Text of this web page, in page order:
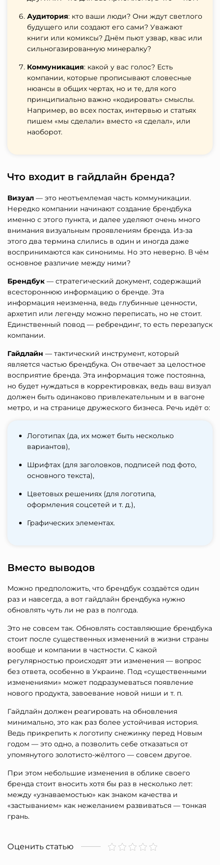
Аудитория: кто ваши люди? Они ждут светлого
будущего или создают его сами? Уважают
книги или комиксы? Днём пьют узвар, квас или
сильногазированную минералку?
Коммуникация: какой у вас голос? Есть
компании, которые прописывают словесные
нюансы в общих чертах, но и те, для кого
принципиально важно «кодировать» смыслы.
Например, во всех постах, интервью и статьях
пишем «мы сделали» вместо «я сделал», или
наоборот.
Что входит в гайдлайн бренда?
Визуал — это неотъемлемая часть коммуникации.
Нередко компании начинают создание брендбука
именно с этого пункта, и далее уделяют очень много
внимания визуальным проявлениям бренда. Из-за
этого два термина слились в один и иногда даже
воспринимаются как синонимы. Но это неверно. В чём
основное различие между ними?
Брендбук — стратегический документ, содержащий
всестороннюю информацию о бренде. Эта
информация неизменна, ведь глубинные ценности,
архетип или легенду можно переписать, но не стоит.
Единственный повод — ребрендинг, то есть перезапуск
компании.
Гайдлайн — тактический инструмент, который
является частью брендбука. Он отвечает за целостное
восприятие бренда. Эта информация тоже постоянна,
но будет нуждаться в корректировках, ведь ваш визуал
должен быть одинаково привлекательным и в вагоне
метро, и на странице дружеского бизнеса. Речь идёт о:
Логотипах (да, их может быть несколько
вариантов),
Шрифтах (для заголовков, подписей под фото,
основного текста),
Цветовых решениях (для логотипа,
оформления соцсетей и т. д.),
Графических элементах.
Вместо выводов
Можно предположить, что брендбук создаётся один
раз и навсегда, а вот гайдлайн брендбука нужно
обновлять чуть ли не раз в полгода.
Это не совсем так. Обновлять составляющие брендбука
стоит после существенных изменений в жизни страны
вообще и компании в частности. С какой
регулярностью происходят эти изменения — вопрос
без ответа, особенно в Украине. Под «существенными
изменениями» может подразумеваться появление
нового продукта, завоевание новой ниши и т. п.
Гайдлайн должен реагировать на обновления
минимально, это как раз более устойчивая история.
Ведь прикрепить к логотипу снежинку перед Новым
годом — это одно, а позволить себе отказаться от
упомянутого золотисто-жёлтого — совсем другое.
При этом небольшие изменения в облике своего
бренда стоит вносить хотя бы раз в несколько лет:
между «узнаваемостью» как знаком качества и
«застыванием» как нежеланием развиваться — тонкая
грань.
Оценить статью